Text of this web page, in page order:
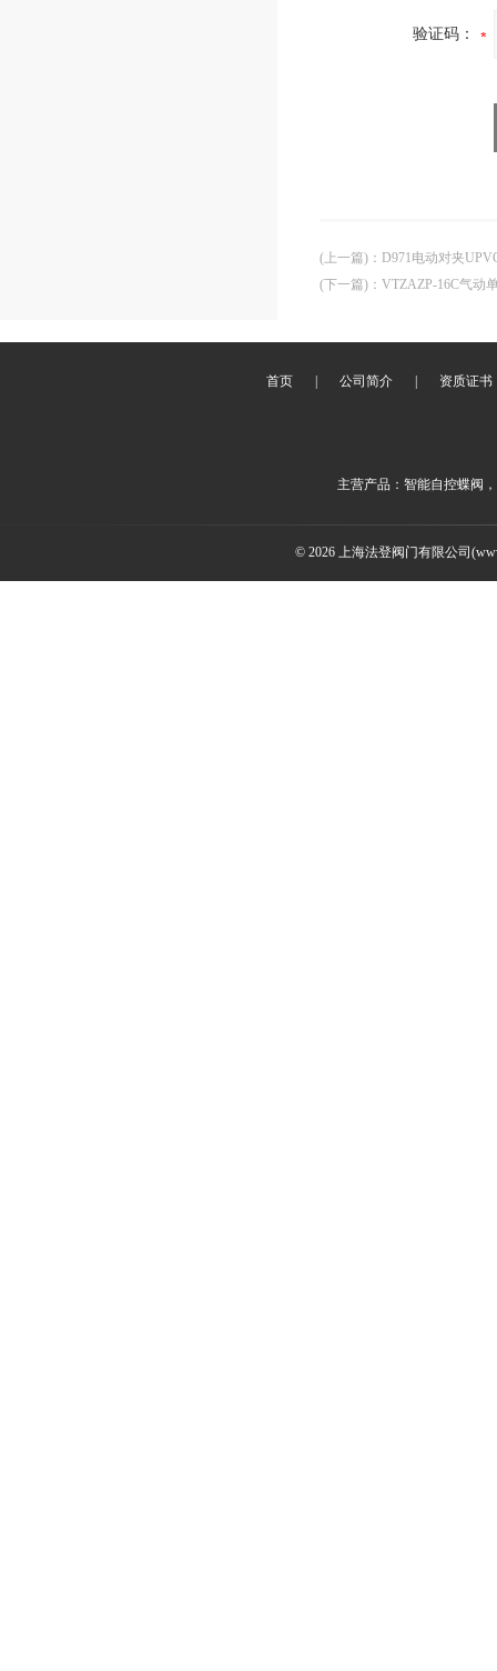
验证码：
(上一篇) ： D971电动对夹
(下一篇) ： VTZAZP-16C气动
首页 公司简介 资质证书
主营产品：智能自控蝶阀
© 2026 上海法登阀门有限公司